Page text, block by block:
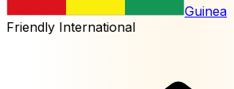
Guinea
Friendly International